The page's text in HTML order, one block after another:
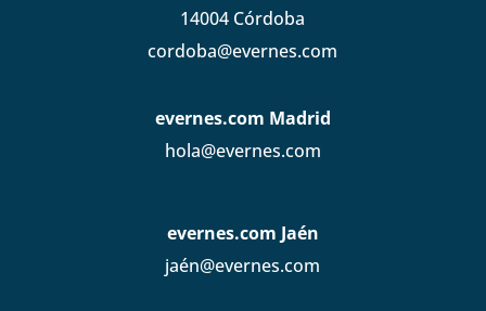
14004 Córdoba
cordoba@evernes.com
evernes.com Madrid
hola@evernes.com
evernes.com Jaén
jaén@evernes.com